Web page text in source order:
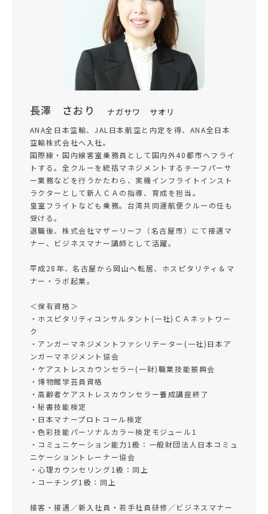
長澤 さおり ナガサワ サオリ
ANA全日本空輸、JAL日本航空と内定を得、ANA全日本
空輸株式会社へ入社。
国際線・国内線客室乗務員として国内外40都市へフライ
トする。全クルーを統括マネジメントするチーフパーサ
ー業務などを行うかたわら、実機インフライトインスト
ラクターとして新人ＣＡの指導、育成を担当。
皇室フライトなども乗務。台湾共同運航便クルーの任も
受ける。
退職後、株式会社マザーリーフ（名古屋市）にて接遇マ
ナー、ビジネスマナー講師として活躍。
平成28年、名古屋から岡山へ転居、ホスピタリティ＆マ
ナー・ラボ起業。
＜保有資格＞
・ホスピタリティコンサルタント(一社)ＣＡネットワー
ク
・アンガーマネジメントファシリテーター(一社)日本ア
ンガーマネジメント協会
・ケアストレスカウンセラー(一財)職業技能振興会
・博物館学芸員資格
・高齢者ケアストレスカウンセラー養成講座終了
・秘書技能検定
・日本マナープロトコール検定
・色彩技能パーソナルカラー検定モジュール1
・コミュニケーション能力1級：一般財団法人日本コミュ
ニケーショントレーナー協会
・心理カウンセリング1級：同上
・コーチング1級：同上
接客・接遇／新入社員・若手社員研修／ビジネスマナー